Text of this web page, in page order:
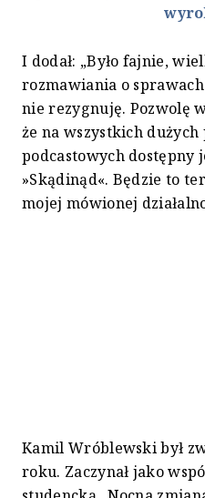
I dodał: „Było fajnie,
rozmawiania o
nie rezygnuję. Pozwolę
że na wszystkich
podcastowych dostępny
»Skądinąd«. Będzie to
mojej mówionej
Kamil Wróblewski był
roku. Zaczynał jako